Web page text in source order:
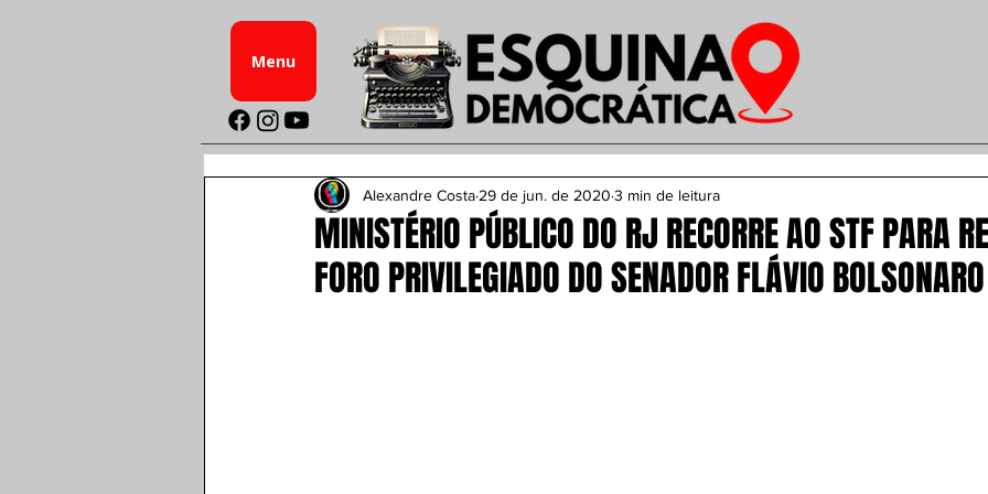
Menu
MINISTÉRIO PÚBLICO DO RJ RECORRE AO STF PARA
FORO PRIVILEGIADO DO SENADOR FLÁVIO BOLSONARO
Alexandre Costa 29 de jun. de 2020 3 min de leitura